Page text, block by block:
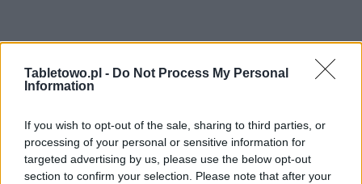
Tabletowo.pl - Do Not Process My Personal
Information
If you wish to opt-out of the sale, sharing to third parties, or
processing of your personal or sensitive information for
targeted advertising by us, please use the below opt-out
section to confirm your selection. Please note that after your